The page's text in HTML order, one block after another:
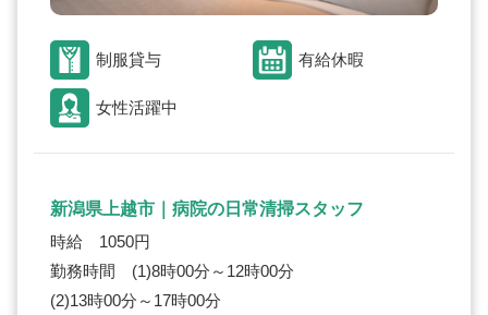
制服貸与 有給休暇
女性活躍中
新潟県上越市｜病院の日常清掃スタッフ
時給 1050円
勤務時間 (1)8時00分～12時00分
(2)13時00分～17時00分